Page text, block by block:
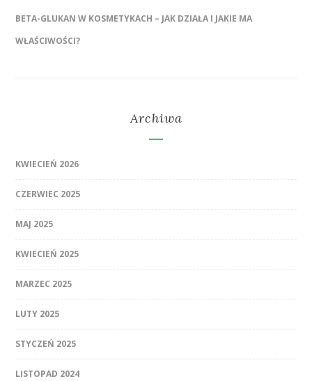
BETA-GLUKAN W KOSMETYKACH – JAK DZIAŁA I JAKIE MA
WŁAŚCIWOŚCI?
Archiwa
KWIECIEŃ 2026
CZERWIEC 2025
MAJ 2025
KWIECIEŃ 2025
MARZEC 2025
LUTY 2025
STYCZEŃ 2025
LISTOPAD 2024